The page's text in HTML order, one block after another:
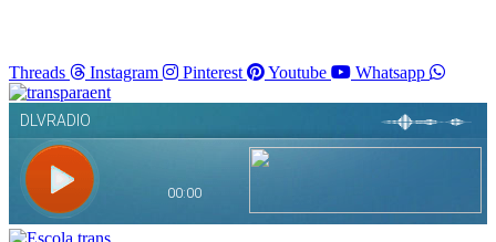
Threads Instagram Pinterest Youtube Whatsapp